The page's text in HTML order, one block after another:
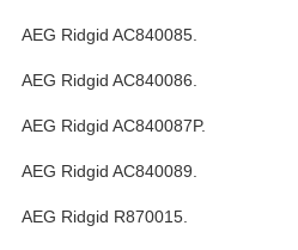
AEG Ridgid AC840085.
AEG Ridgid AC840086.
AEG Ridgid AC840087P.
AEG Ridgid AC840089.
AEG Ridgid R870015.